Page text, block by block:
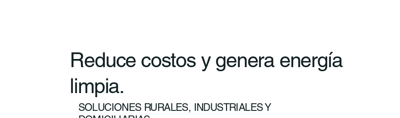
Reduce costos y genera energía
limpia.
SOLUCIONES RURALES, INDUSTRIALES Y